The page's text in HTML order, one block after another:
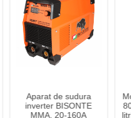
Aparat de sudura
inverter BISONTE
MMA, 20-160A